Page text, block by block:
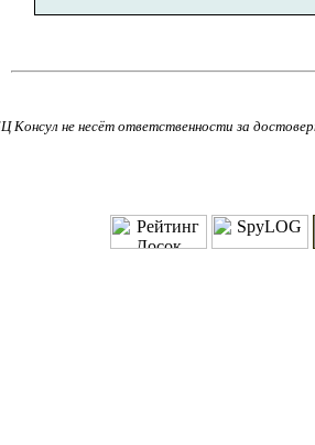
Консул не несёт ответственности за